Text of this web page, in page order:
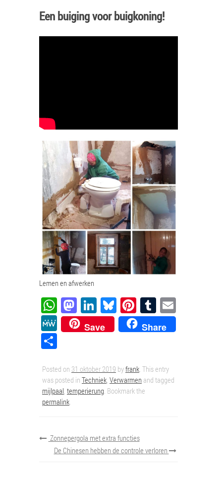
Een buiging voor buigkoning!
Lemen en afwerken
WhatsApp
Mastodon
LinkedIn
Bluesky
Pinterest
Tumblr
MeWeSave Share
Posted on 31 oktober 2019 byfrank. This entry
was posted in Techniek, Verwarmen and tagged
mijlpaal, temperierung. Bookmark the
permalink.
Zonnepergola met extra functies
De Chinesen hebben de controle verloren